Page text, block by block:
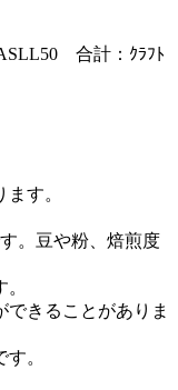
ASLL50 合計：ｸﾗﾌﾄ
す。
。豆や粉、焙煎度
きることがありま
。